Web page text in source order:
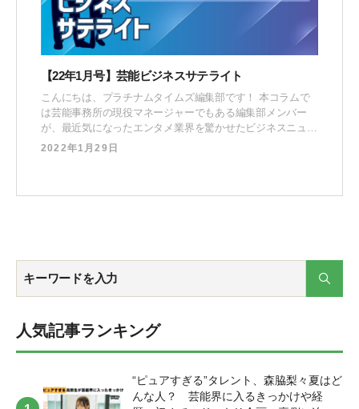
【22年1月号】芸能ビジネスサテライト
こんにちは、プラチナムタイムズ編集部です！ 本コラムで
は芸能事務所の現役マネージャーでもある編集部メンバー
が、最近気になったエンタメ業界を驚かせたビジネスニュー
スに対して “マネージャー視点” で取り上げる対談企画で
2022年1月29日
人気記事ランキング
“ピュアすぎる”タレント、森脇梨々夏はど
んな人？ 芸能界に入るきっかけや経